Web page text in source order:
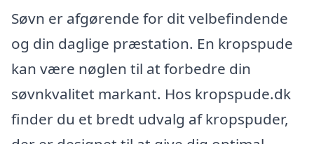
Søvn er afgørende for dit velbefindende
og din daglige præstation. En kropspude
kan være nøglen til at forbedre din
søvnkvalitet markant. Hos kropspude.dk
finder du et bredt udvalg af kropspuder,